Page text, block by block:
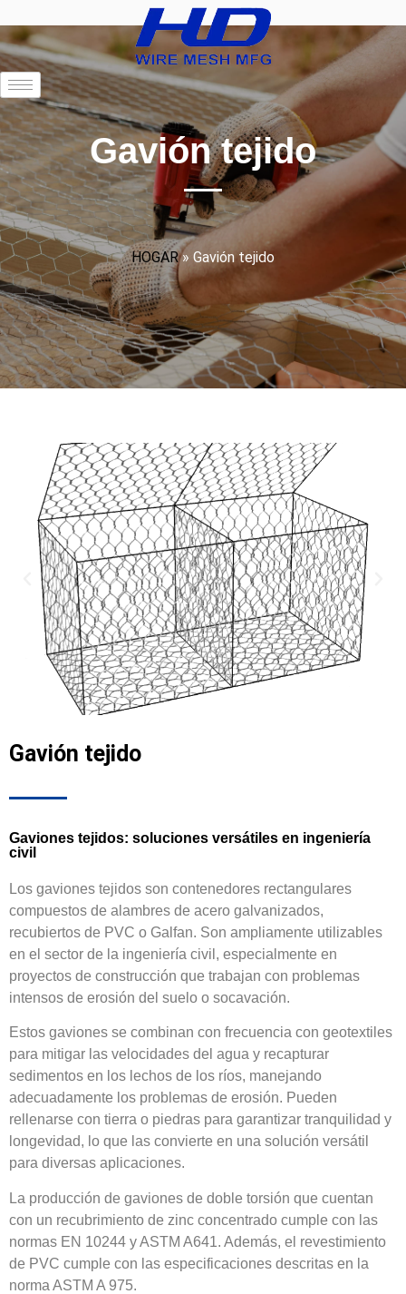
Gavión tejido
HOGAR» Gavión tejido
Gavión tejido
Gaviones tejidos: soluciones versátiles en ingeniería
civil
Los gaviones tejidos son contenedores rectangulares
compuestos de alambres de acero galvanizados,
recubiertos de PVC o Galfan. Son ampliamente utilizables
en el sector de la ingeniería civil, especialmente en
proyectos de construcción que trabajan con problemas
intensos de erosión del suelo o socavación.
Estos gaviones se combinan con frecuencia con geotextiles
para mitigar las velocidades del agua y recapturar
sedimentos en los lechos de los ríos, manejando
adecuadamente los problemas de erosión. Pueden
rellenarse con tierra o piedras para garantizar tranquilidad y
longevidad, lo que las convierte en una solución versátil
para diversas aplicaciones.
La producción de gaviones de doble torsión que cuentan
con un recubrimiento de zinc concentrado cumple con las
normas EN 10244 y ASTM A641. Además, el revestimiento
de PVC cumple con las especificaciones descritas en la
norma ASTM A 975.